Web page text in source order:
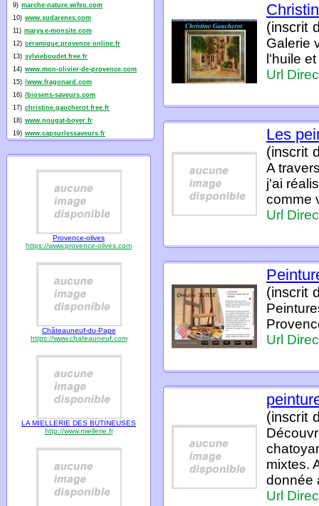
9) marche-nature.wifeo.com
10) www.sudarenes.com
11) maryv.e-monsite.com
12) ceramique.provence.online.fr
13) sylvieboudet.free.fr
14) www.mon-olivier-de-provence.com
15) /www.fragonard.com
16) /biosens-saveurs.com
17) christine.gaucherot.free.fr
18) www.nougat-boyer.fr
19) www.capsurlessaveurs.fr
Provence-olives
https://www.provence-olives.com
Châteauneuf-du-Pape
https://www.chateauneuf.com
LA MIELLERIE DES BUTINEUSES
http://www.miellerie.fr
(inscrit
Galerie
l'huile
Url
Les
(inscrit
A
j'ai
comme
Url
(inscrit
Url
(inscrit
mixtes.
donnée
Url